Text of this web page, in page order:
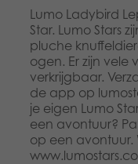
Lumo Ladybird
Star. Lumo Stars
pluche
ogen. Er zijn vele
verkrijgbaar.
de app op
je eigen Lumo
een avontuur?
op een avontuur.